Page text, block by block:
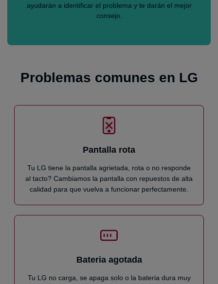
ayudarán a identificar el problema y te darán el mejor
consejo.
Problemas comunes en LG
Pantalla rota
Tu LG tiene la pantalla agrietada, rota o no responde
al tacto? Cambiamos la pantalla con repuestos de alta
calidad para que vuelva a funcionar perfectamente.
Bateria agotada
Tu LG no carga, se apaga solo o la bateria dura muy